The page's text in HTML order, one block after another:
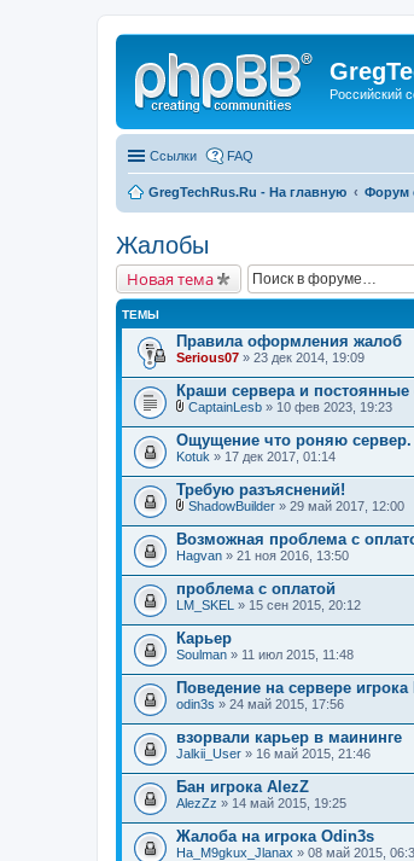
Российский
Ссылки FAQ
GregTechRus.Ru - На главную Форум
Жалобы
Новая тема
ТЕМЫ
Правила оформления жалоб
Serious07 » 23 дек 2014, 19:09
Краши сервера и постоянные
л
о
ж
е
н
и
CaptainLesb » 10 фев 2023, 19:23
Ощущение что роняю сервер.
Kotuk » 17 дек 2017, 01:14
Требую разъяснений!
л
о
ж
е
н
и
ShadowBuilder » 29 май 2017, 12:00
Возможная проблема с
Hagvan » 21 ноя 2016, 13:50
проблема с оплатой
LM_SKEL » 15 сен 2015, 20:12
Карьер
Soulman » 11 июл 2015, 11:48
Поведение на сервере
odin3s » 24 май 2015, 17:56
взорвали карьер в маининге
Jalkii_User » 16 май 2015, 21:46
Бан игрока AlezZ
AlezZz » 14 май 2015, 19:25
Жалоба на игрока Odin3s
Ha_M9gkux_Jlanax » 08 май 2015,